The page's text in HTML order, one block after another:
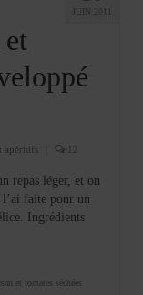
JUIN 2011
et
apéritifs 12
léger, et on
faite pour un
Ingrédients
et tomates séchées